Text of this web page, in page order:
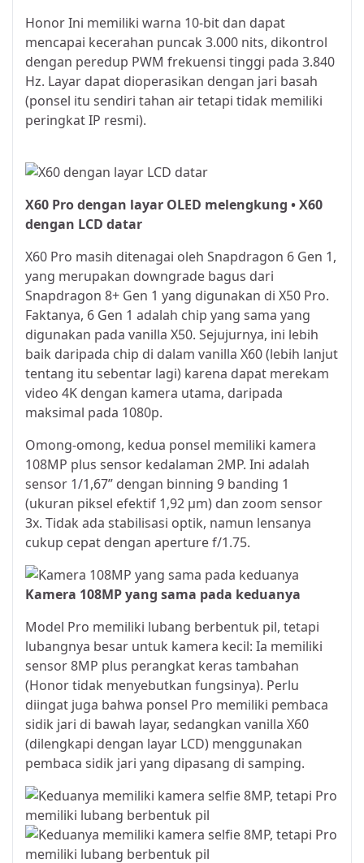
Honor Ini memiliki warna 10-bit dan dapat
mencapai kecerahan puncak 3.000 nits, dikontrol
dengan peredup PWM frekuensi tinggi pada 3.840
Hz. Layar dapat dioperasikan dengan jari basah
(ponsel itu sendiri tahan air tetapi tidak memiliki
peringkat IP resmi).
X60 Pro dengan layar OLED melengkung • X60
dengan LCD datar
X60 Pro masih ditenagai oleh Snapdragon 6 Gen 1,
yang merupakan downgrade bagus dari
Snapdragon 8+ Gen 1 yang digunakan di X50 Pro.
Faktanya, 6 Gen 1 adalah chip yang sama yang
digunakan pada vanilla X50. Sejujurnya, ini lebih
baik daripada chip di dalam vanilla X60 (lebih lanjut
tentang itu sebentar lagi) karena dapat merekam
video 4K dengan kamera utama, daripada
maksimal pada 1080p.
Omong-omong, kedua ponsel memiliki kamera
108MP plus sensor kedalaman 2MP. Ini adalah
sensor 1/1,67” dengan binning 9 banding 1
(ukuran piksel efektif 1,92 µm) dan zoom sensor
3x. Tidak ada stabilisasi optik, namun lensanya
cukup cepat dengan aperture f/1.75.
Kamera 108MP yang sama pada keduanya
Model Pro memiliki lubang berbentuk pil, tetapi
lubangnya besar untuk kamera kecil: Ia memiliki
sensor 8MP plus perangkat keras tambahan
(Honor tidak menyebutkan fungsinya). Perlu
diingat juga bahwa ponsel Pro memiliki pembaca
sidik jari di bawah layar, sedangkan vanilla X60
(dilengkapi dengan layar LCD) menggunakan
pembaca sidik jari yang dipasang di samping.